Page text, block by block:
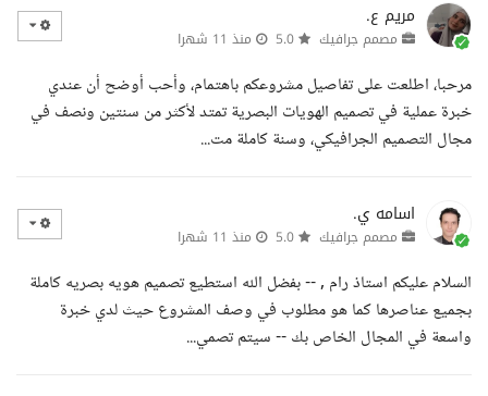
مريم ع.
مصمم جرافيك منذ 11 شهرا
مرحبا، اطلعت على تفاصيل مشروعكم باهتمام، وأحب أوضح أن عندي
خبرة عملية في تصميم الهويات البصرية تمتد لأكثر من سنتين ونصف في
مجال التصميم الجرافيكي، وسنة كاملة مت...
اسامه ي.
مصمم جرافيك منذ 11 شهرا
السلام عليكم استاذ رام , -- بفضل الله استطيع تصميم هويه بصريه كاملة
بجميع عناصرها كما هو مطلوب في وصف المشروع حيث لدي خبرة
واسعة في المجال الخاص بك -- سيتم تصمي...